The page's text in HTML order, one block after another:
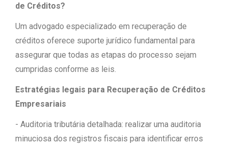
de Créditos?
Um advogado especializado em recuperação de
créditos oferece suporte jurídico fundamental para
assegurar que todas as etapas do processo sejam
cumpridas conforme as leis.
Estratégias legais para Recuperação de Créditos
Empresariais
- Auditoria tributária detalhada: realizar uma auditoria
minuciosa dos registros fiscais para identificar erros